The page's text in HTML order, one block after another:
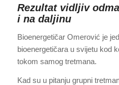
Rezultat vidljiv
i na daljinu
Bioenergetičar Omerović je
bioenergetičara u svijetu kod
tokom samog tretmana.
Kad su u pitanju grupni